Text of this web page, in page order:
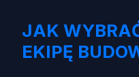
JAK
EKIPĘ